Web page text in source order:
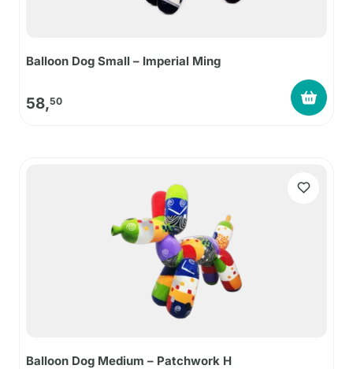
Balloon Dog Small – Imperial Ming
58,50
Balloon Dog Medium – Patchwork H